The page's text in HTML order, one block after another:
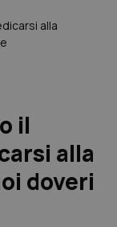
alla
il
alla
doveri